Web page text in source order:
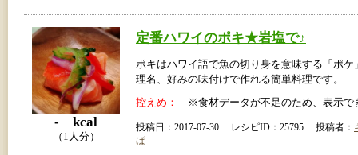
- kcal
（1人分）
定番ハワイのポキ★岩塩で♪
ポキはハワイ語で魚の切り身を意味する「ポケ
理名、好みの味付けで作れる簡単料理です。
控えめ： ※食材データが不足のため、表示で
投稿日：2017-07-30 レシピID：25795 投稿者：
ぱ